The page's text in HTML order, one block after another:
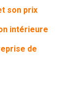
son prix
intérieure
de